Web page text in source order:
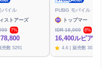
バイル
ストアーズ
7%
売数 5291
PUBG モバイル
トップマー
IDR 18,000
8%
16,400ルピア
4.6 | 販売数 3020